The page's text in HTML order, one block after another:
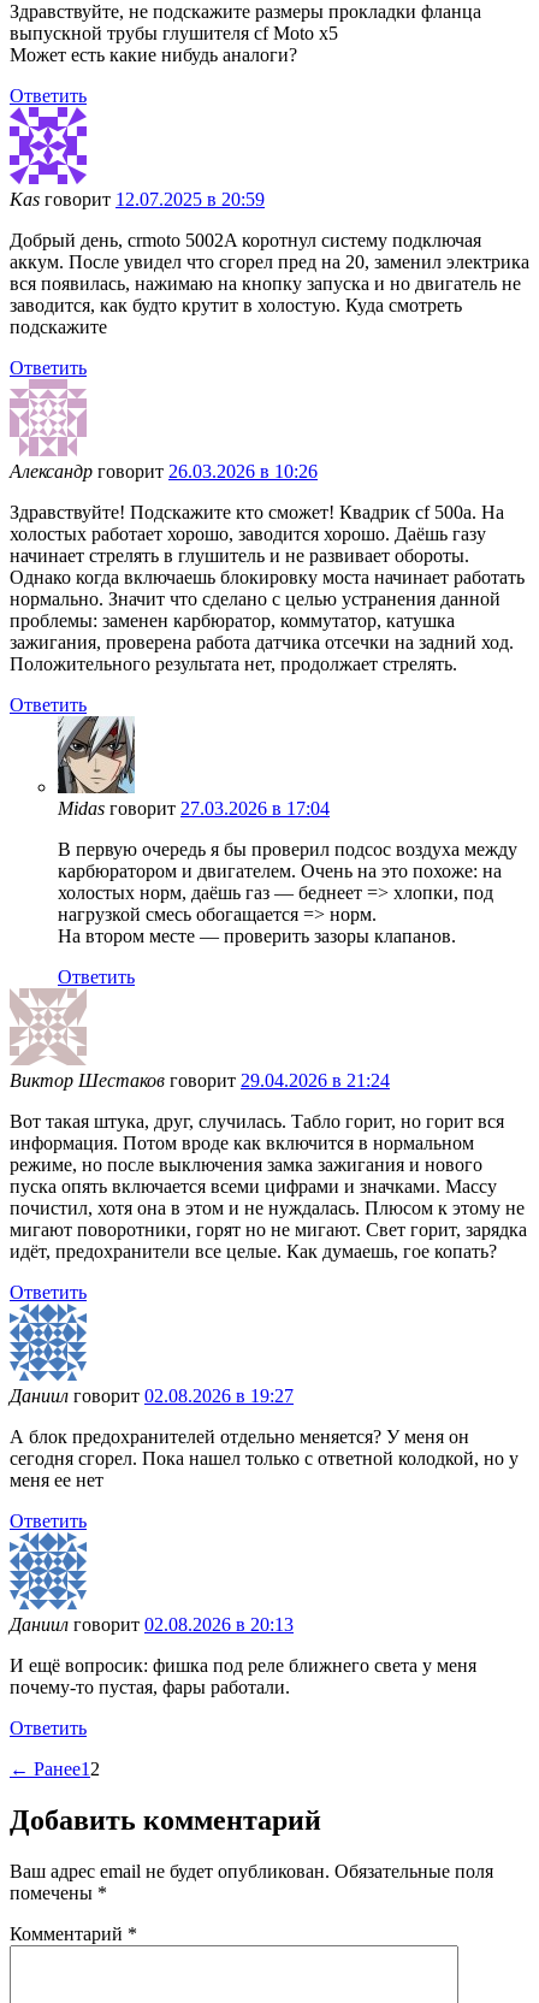
Здравствуйте, не подскажите размеры прокладки фланца
выпускной трубы глушителя cf Moto x5
Может есть какие нибудь аналоги?
Ответить
Kas говорит 12.07.2025 в 20:59
Добрый день, crmoto 5002A коротнул систему подключая
аккум. После увидел что сгорел пред на 20, заменил электрика
вся появилась, нажимаю на кнопку запуска и но двигатель не
заводится, как будто крутит в холостую. Куда смотреть
подскажите
Ответить
Александр говорит 26.03.2026 в 10:26
Здравствуйте! Подскажите кто сможет! Квадрик cf 500a. На
холостых работает хорошо, заводится хорошо. Даёшь газу
начинает стрелять в глушитель и не развивает обороты.
Однако когда включаешь блокировку моста начинает работать
нормально. Значит что сделано с целью устранения данной
проблемы: заменен карбюратор, коммутатор, катушка
зажигания, проверена работа датчика отсечки на задний ход.
Положительного результата нет, продолжает стрелять.
Ответить
Midas говорит 27.03.2026 в 17:04
В первую очередь я бы проверил подсос воздуха между
карбюратором и двигателем. Очень на это похоже: на
холостых норм, даёшь газ — беднеет => хлопки, под
нагрузкой смесь обогащается => норм.
На втором месте — проверить зазоры клапанов.
Ответить
Виктор Шестаков говорит 29.04.2026 в 21:24
Вот такая штука, друг, случилась. Табло горит, но горит вся
информация. Потом вроде как включится в нормальном
режиме, но после выключения замка зажигания и нового
пуска опять включается всеми цифрами и значками. Массу
почистил, хотя она в этом и не нуждалась. Плюсом к этому не
мигают поворотники, горят но не мигают. Свет горит, зарядка
идёт, предохранители все целые. Как думаешь, гое копать?
Ответить
Даниил говорит 02.08.2026 в 19:27
А блок предохранителей отдельно меняется? У меня он
сегодня сгорел. Пока нашел только с ответной колодкой, но у
меня ее нет
Ответить
Даниил говорит 02.08.2026 в 20:13
И ещё вопросик: фишка под реле ближнего света у меня
почему-то пустая, фары работали.
Ответить
← Ранее12
Добавить комментарий
Ваш адрес email не будет опубликован. Обязательные поля
помечены *
Комментарий *